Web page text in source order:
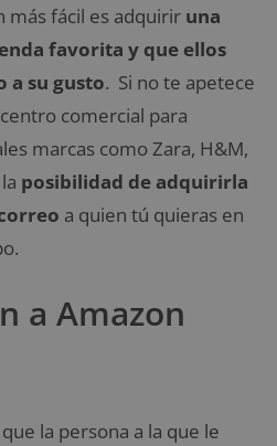
más fácil es adquirir una
favorita y que ellos
a su gusto. Si no te apetece
comercial para
marcas como Zara, H&M,
posibilidad de adquirirla
a quien tú quieras en
a Amazon
la persona a la que le